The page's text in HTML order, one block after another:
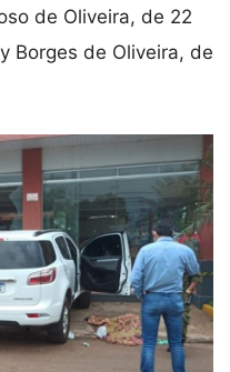
de Oliveira, de 22
Borges de Oliveira, de